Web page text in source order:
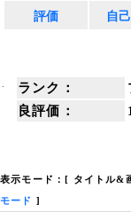
評価
自
ランク：
良評価：
表示モード：[ タイトル&
モード ]